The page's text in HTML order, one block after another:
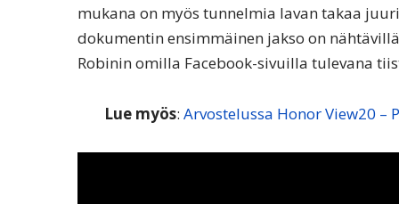
mukana on myös tunnelmia lavan takaa
dokumentin ensimmäinen jakso on
Robinin omilla Facebook-sivuilla tulevana
Lue myös: Arvostelussa Honor View20 –